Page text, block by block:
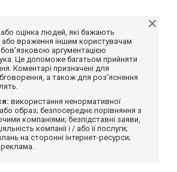
або оцінка людей, які бажають
або враження іншим користувачам
аргументацією
Це допоможе багатьом прийняти
Коментарі призначені для
а також для роз'яснення
використання ненормативної
образ; безпосереднє порівняння з
компаніями; безпідставні заяви,
компанії і / або її послуги;
на сторонні інтернет-ресурси;